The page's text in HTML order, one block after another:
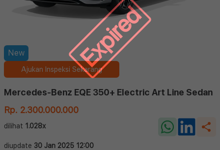
Expired
New
Ajukan Inspeksi Sekarang
Mercedes-Benz EQE 350+ Electric Art Line Sedan
Rp. 2.300.000.000
dilihat 1.028x
diupdate 30 Jan 2025 12:00